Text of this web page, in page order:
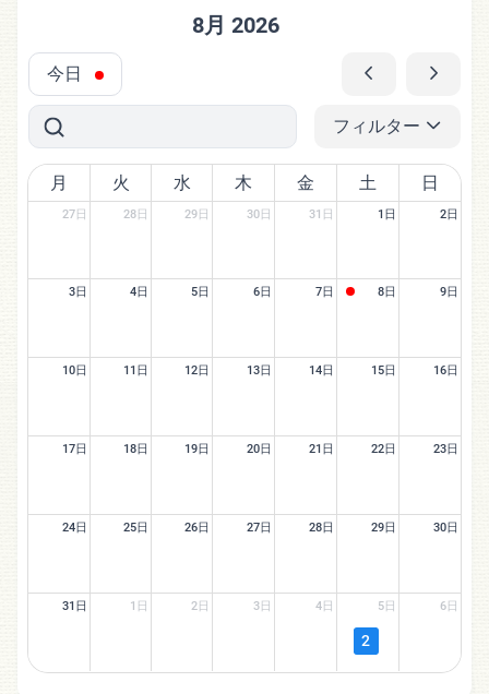
今日
8月 2026
フィルター
月 火 水 木 金 土 日
27日 28日 29日 30日 31日 1日 2日
3日 4日 5日 6日 7日 8日 9日
10日 11日 12日 13日 14日 15日 16日
17日 18日 19日 20日 21日 22日 23日
24日 25日 26日 27日 28日 29日 30日
31日 1日 2日 3日 4日 5日
2
6日